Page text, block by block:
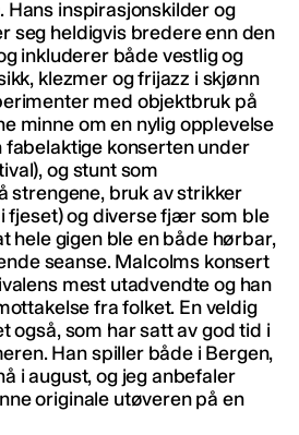
Hans inspirasjonskilder og
seg heldigvis bredere enn den
inkluderer både vestlig og
klezmer og frijazz i skjønn
med objektbruk på
minne om en nylig opplevelse
fabelaktige konserten under
og stunt som
strengene, bruk av strikker
fjeset) og diverse fjær som ble
hele gigen ble en både hørbar,
seanse. Malcolms konsert
mest utadvendte og han
fra folket. En veldig
også, som har satt av god tid i
Han spiller både i Bergen,
i august, og jeg anbefaler
originale utøveren på en